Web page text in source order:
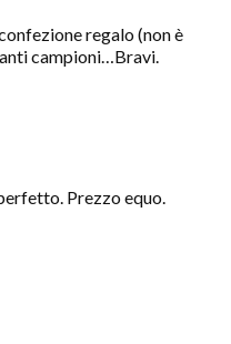
regalo (non è
campioni…Bravi.
Prezzo equo.